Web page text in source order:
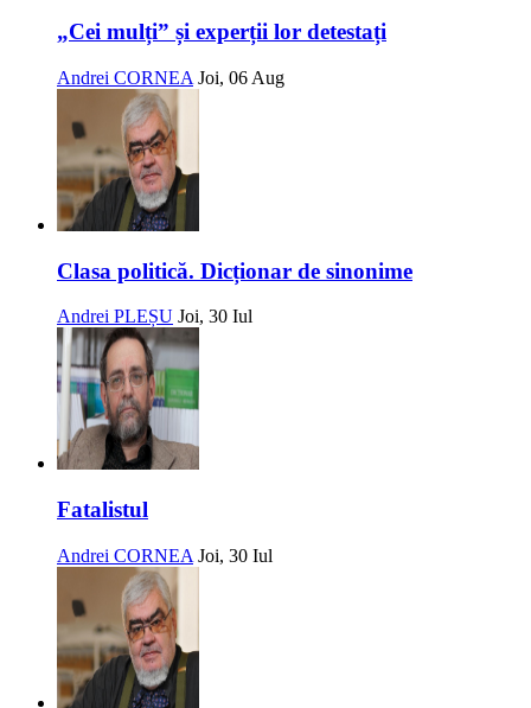
„Cei mulți” și experții lor detestați
Andrei CORNEA Joi, 06 Aug
Clasa politică. Dicționar de sinonime
Andrei PLEȘU Joi, 30 Iul
Fatalistul
Andrei CORNEA Joi, 30 Iul